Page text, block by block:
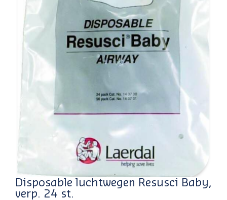
Disposable luchtwegen Resusci Baby,
verp. 24 st.